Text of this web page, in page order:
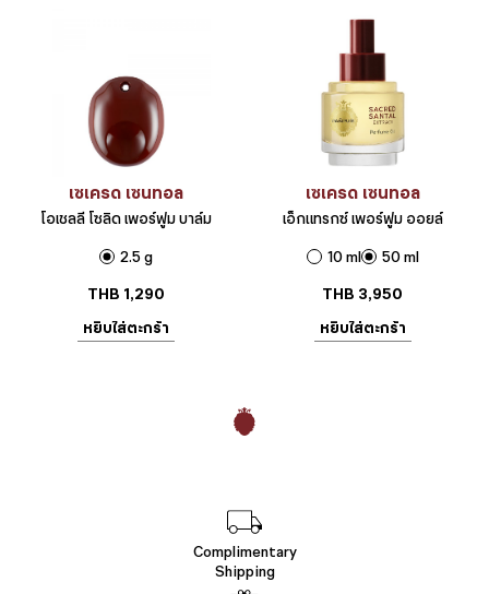
เซเครด เซนทอล
โอเชลลี โซลิด เพอร์ฟูม บาล์ม
2.5 g
THB 1,290
หยิบใส่ตะกร้า
เซเครด เซนทอล
เอ็กแทรกซ์ เพอร์ฟูม ออยล์
10 ml
50 ml
THB 3,950
หยิบใส่ตะกร้า
Complimentary
Shipping